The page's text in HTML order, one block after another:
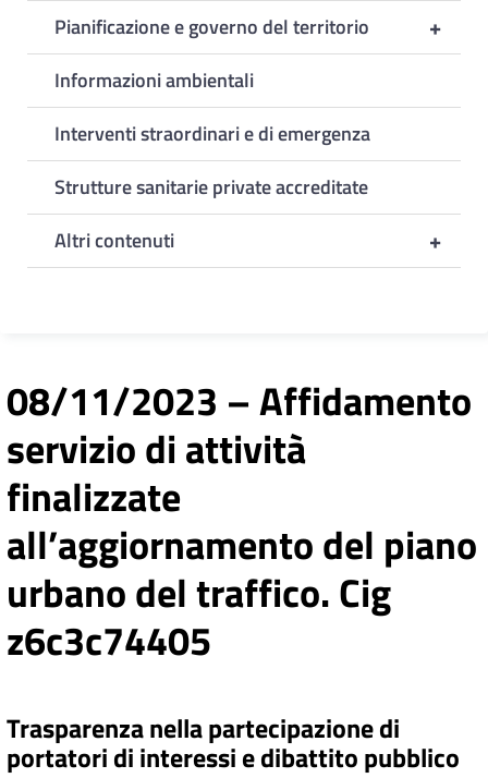
+
Pianificazione e governo del territorio
Informazioni ambientali
Interventi straordinari e di emergenza
Strutture sanitarie private accreditate
+
Altri contenuti
08/11/2023 – Affidamento
servizio di attività
finalizzate
all’aggiornamento del piano
urbano del traffico. Cig
z6c3c74405
Trasparenza nella partecipazione di
portatori di interessi e dibattito pubblico